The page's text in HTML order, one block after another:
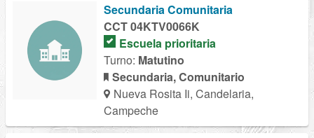
Secundaria Comunitaria
CCT 04KTV0066K
Escuela prioritaria
Turno: Matutino
Secundaria, Comunitario
Nueva Rosita Ii, Candelaria,
Campeche